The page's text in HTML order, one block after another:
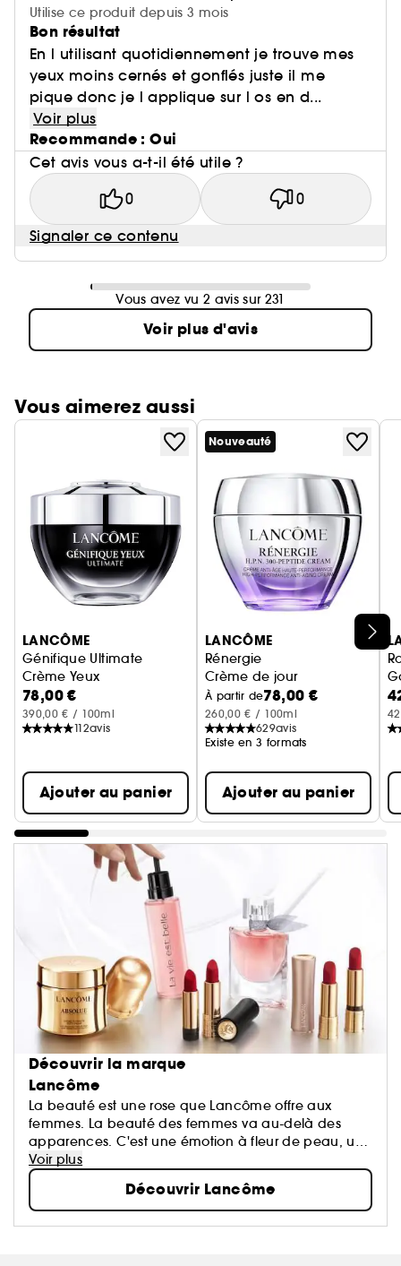
Utilise ce produit depuis 3 mois
Bon résultat
En l utilisant quotidiennement je trouve mes
yeux moins cernés et gonflés juste il me
pique donc je l applique sur l os en d...
Voir plus
Recommande : Oui
Cet avis vous a-t-il été utile ?
0 0
Signaler ce contenu
Vous avez vu 2 avis sur 231
Voir plus d'avis
Vous aimerez aussi
Ignorer le carrousel produits
LANCÔME
Génifique Ultimate
Crème Yeux
78,00 €
390,00 € / 100ml
112avis
Ajouter au panier
Nouveauté
LANCÔME
Rénergie
Crème de jour
À partir de78,00 €
260,00 € / 100ml
629avis
Existe en 3 formats
Ajouter au panier
Découvrir la marque
Lancôme
La beauté est une rose que Lancôme offre aux
femmes. La beauté des femmes va au-delà des
apparences. C'est une émotion à fleur de peau, un
éveil de tous les sens, le reflet d'une harmonie entre
le cœur, le corps et l'esprit...
Voir plus
Découvrir Lancôme